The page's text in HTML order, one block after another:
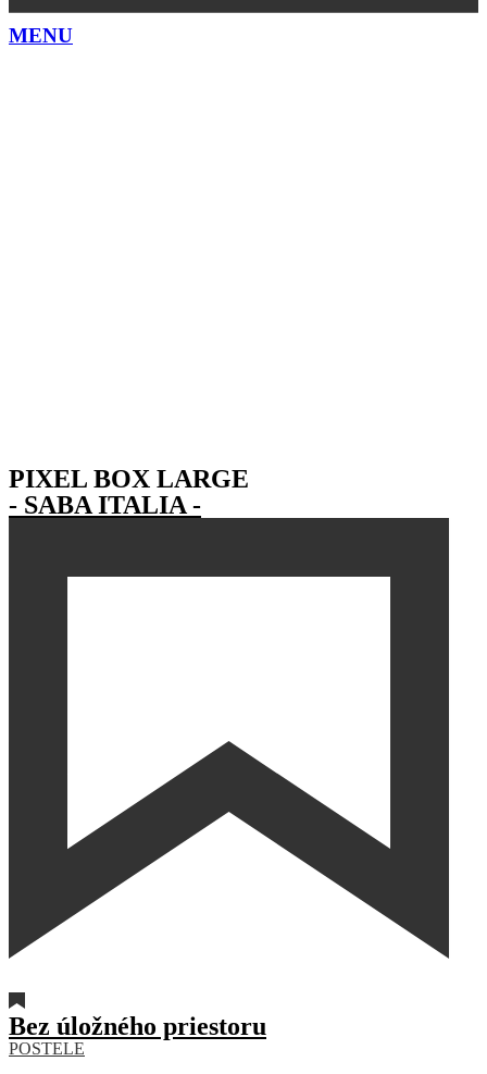
MENU
PIXEL BOX LARGE
- SABA ITALIA -
Bez úložného priestoru
POSTELE